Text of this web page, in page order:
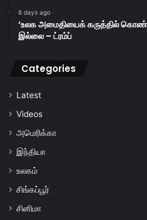
6 days ago
‘உலக அமைதியைக் கருத்தில்
இல்லை – ட்ரம்ப்
Categories
Latest
Videos
அமெரிக்கா
இந்தியா
உலகம்
சிங்கப்பூர்
சினிமா